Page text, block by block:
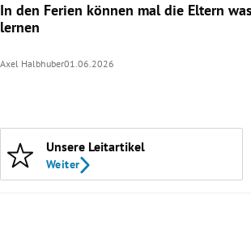
In den Ferien können mal die Eltern was
lernen
Axel Halbhuber01.06.2026
Unsere Leitartikel
Weiter